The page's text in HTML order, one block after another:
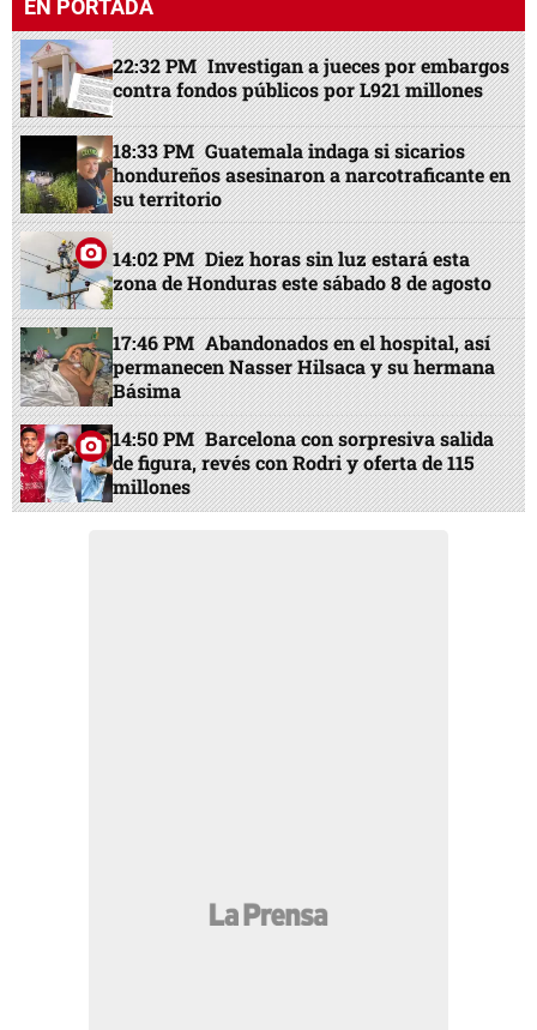
EN PORTADA
22:32 PM Investigan a jueces por embargos
contra fondos públicos por L921 millones
18:33 PM Guatemala indaga si sicarios
hondureños asesinaron a narcotraficante en
su territorio
14:02 PM Diez horas sin luz estará esta
zona de Honduras este sábado 8 de agosto
17:46 PM Abandonados en el hospital, así
permanecen Nasser Hilsaca y su hermana
Básima
14:50 PM Barcelona con sorpresiva salida
de figura, revés con Rodri y oferta de 115
millones